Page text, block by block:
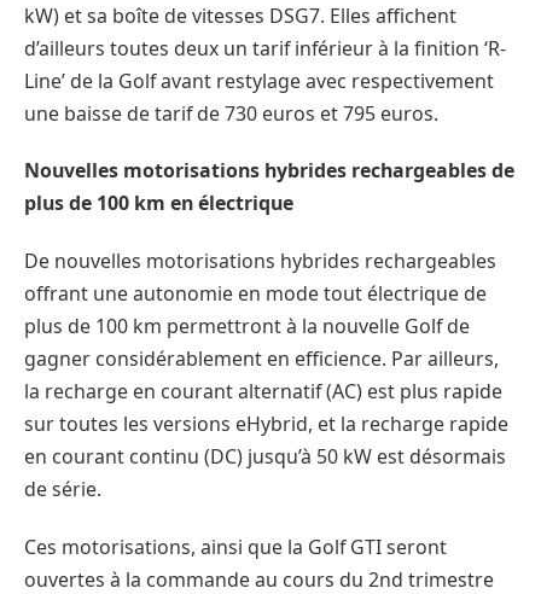
kW) et sa boîte de vitesses DSG7. Elles affichent
d’ailleurs toutes deux un tarif inférieur à la finition ‘R-
Line’ de la Golf avant restylage avec respectivement
une baisse de tarif de 730 euros et 795 euros.
Nouvelles motorisations hybrides rechargeables de
plus de 100 km en électrique
De nouvelles motorisations hybrides rechargeables
offrant une autonomie en mode tout électrique de
plus de 100 km permettront à la nouvelle Golf de
gagner considérablement en efficience. Par ailleurs,
la recharge en courant alternatif (AC) est plus rapide
sur toutes les versions eHybrid, et la recharge rapide
en courant continu (DC) jusqu’à 50 kW est désormais
de série.
Ces motorisations, ainsi que la Golf GTI seront
ouvertes à la commande au cours du 2nd trimestre